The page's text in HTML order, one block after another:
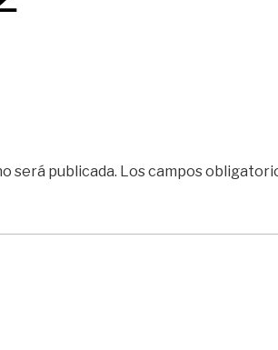
será publicada. Los campos